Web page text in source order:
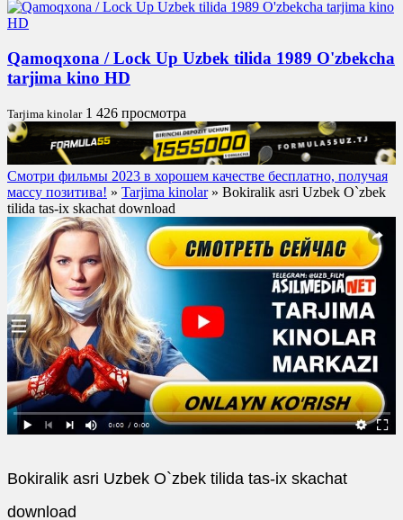
Qamoqxona / Lock Up Uzbek tilida 1989 O'zbekcha
tarjima kino HD
Tarjima kinolar 1 426 просмотра
Смотри фильмы 2023 в хорошем качестве бесплатно, получая
массу позитива! » Tarjima kinolar» Bokiralik asri Uzbek O`zbek
tilida tas-ix skachat download
Bokiralik asri Uzbek O`zbek tilida tas-ix skachat
download